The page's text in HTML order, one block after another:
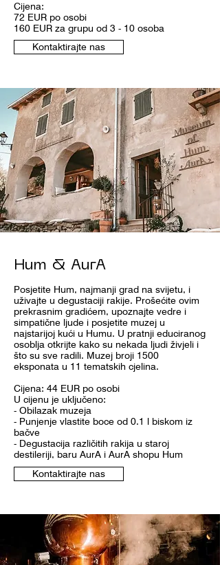
Cijena:
72 EUR po osobi
160 EUR za grupu od 3 - 10 osoba
Kontaktirajte nas
Hum & AurA
Posjetite Hum, najmanji grad na svijetu, i
uživajte u degustaciji rakije. Prošećite ovim
prekrasnim gradićem, upoznajte vedre i
simpatične ljude i posjetite muzej u
najstarijoj kući u Humu. U pratnji educiranog
osoblja otkrijte kako su nekada ljudi živjeli i
što su sve radili. Muzej broji 1500
eksponata u 11 tematskih cjelina.
Cijena: 44 EUR po osobi
U cijenu je uključeno:
- Obilazak muzeja
- Punjenje vlastite boce od 0.1 l biskom iz
bačve
- Degustacija različitih rakija u staroj
destileriji, baru AurA i AurA shopu Hum
Kontaktirajte nas